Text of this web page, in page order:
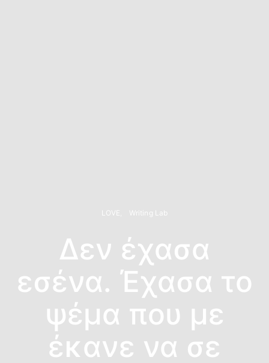
LOVE Writing Lab
Δεν έχασα
εσένα. Έχασα το
ψέμα που με
έκανε να σε